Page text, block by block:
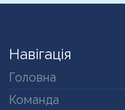
Навігація
Головна
Команда